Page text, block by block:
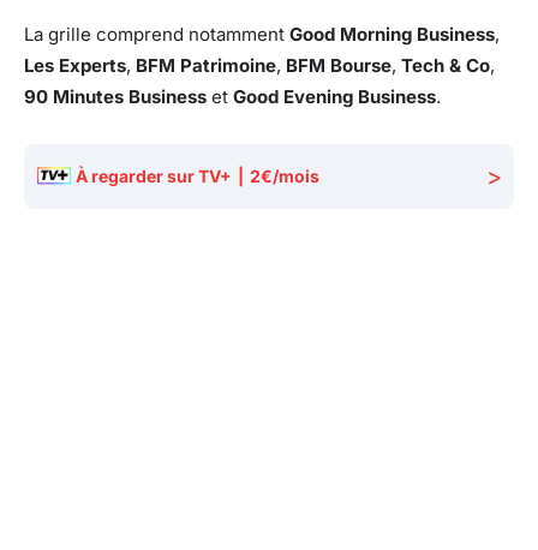
La grille comprend notamment Good Morning Business,
Les Experts, BFM Patrimoine, BFM Bourse, Tech & Co,
90 Minutes Business et Good Evening Business.
À regarder sur TV+ 2€/mois >